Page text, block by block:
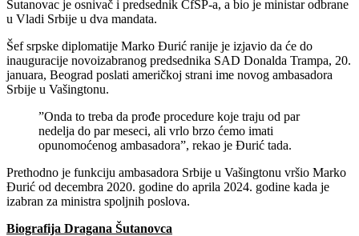
Šutanovac je osnivač i predsednik CfSP-a, a bio je ministar odbrane
u Vladi Srbije u dva mandata.
Šef srpske diplomatije Marko Đurić ranije je izjavio da će do
inauguracije novoizabranog predsednika SAD Donalda Trampa, 20.
januara, Beograd poslati američkoj strani ime novog ambasadora
Srbije u Vašingtonu.
”Onda to treba da prođe procedure koje traju od par
nedelja do par meseci, ali vrlo brzo ćemo imati
opunomoćenog ambasadora”, rekao je Đurić tada.
Prethodno je funkciju ambasadora Srbije u Vašingtonu vršio Marko
Đurić od decembra 2020. godine do aprila 2024. godine kada je
izabran za ministra spoljnih poslova.
Biografija Dragana Šutanovca